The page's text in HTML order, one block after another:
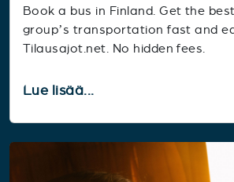
Book a bus in Finland. Get the
group’s transportation fast and
Tilausajot.net. No hidden fees.
Lue lisää...